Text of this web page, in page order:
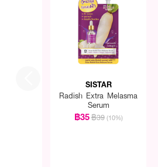
SISTAR
Radish Extra Melasma
Serum
฿35฿39 (10%)